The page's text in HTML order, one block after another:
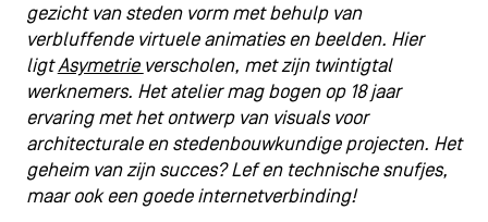
gezicht van steden vorm met behulp van
verbluffende virtuele animaties en beelden. Hier
ligtAsymetrie verscholen, met zijn twintigtal
werknemers. Het atelier mag bogen op 18 jaar
ervaring met het ontwerp van visuals voor
architecturale en stedenbouwkundige projecten. Het
geheim van zijn succes? Lef en technische snufjes,
maar ook een goede internetverbinding!